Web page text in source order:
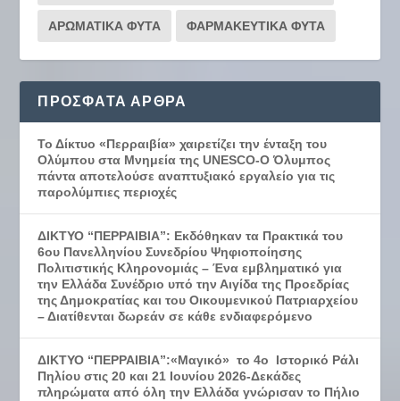
ΑΡΩΜΑΤΙΚΑ ΦΥΤΑ ΦΑΡΜΑΚΕΥΤΙΚΑ ΦΥΤΑ
ΠΡΌΣΦΑΤΑ ΆΡΘΡΑ
Το Δίκτυο «Περραιβία» χαιρετίζει την ένταξη του
Ολύμπου στα Μνημεία της UNESCO-Ο Όλυμπος
πάντα αποτελούσε αναπτυξιακό εργαλείο για τις
παρολύμπιες περιοχές
ΔΙΚΤΥΟ “ΠΕΡΡΑΙΒΙΑ”: Εκδόθηκαν τα Πρακτικά του
6ου Πανελληνίου Συνεδρίου Ψηφιοποίησης
Πολιτιστικής Κληρονομιάς – Ένα εμβληματικό για
την Ελλάδα Συνέδριο υπό την Αιγίδα της Προεδρίας
της Δημοκρατίας και του Οικουμενικού Πατριαρχείου
– Διατίθενται δωρεάν σε κάθε ενδιαφερόμενο
ΔΙΚΤΥΟ “ΠΕΡΡΑΙΒΙΑ”:«Μαγικό» το 4ο Ιστορικό Ράλι
Πηλίου στις 20 και 21 Ιουνίου 2026-Δεκάδες
πληρώματα από όλη την Ελλάδα γνώρισαν το Πήλιο